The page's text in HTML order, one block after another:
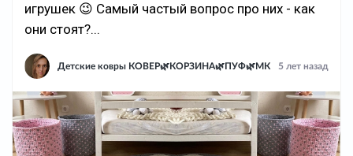
игрушек 😉 Самый частый вопрос про них - как
они стоят?...
Детские ковры КОВЕР🌿КОРЗИНА🌿ПУФ🌿МК 5 лет назад